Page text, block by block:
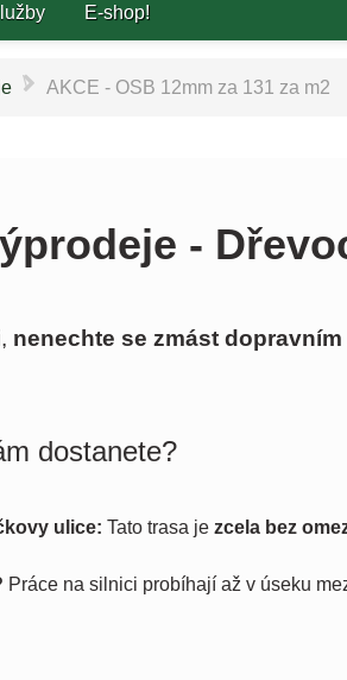
E-shop!
\ AKCE - OSB 12mm za 131 za m2
-
nenechte se zmást
dostanete?
ulice: Tato trasa je zcela bez
Práce na silnici probíhají až v úseku